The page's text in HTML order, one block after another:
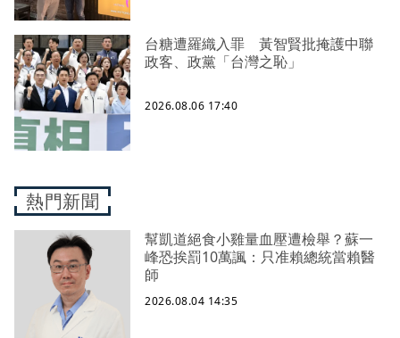
台糖遭羅織入罪 黃智賢批掩護中聯
政客、政黨「台灣之恥」
2026.08.06 17:40
熱門新聞
幫凱道絕食小雞量血壓遭檢舉？蘇一
峰恐挨罰10萬諷：只准賴總統當賴醫
師
2026.08.04 14:35